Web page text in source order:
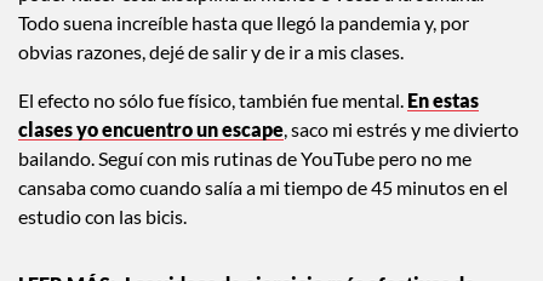
Antes de la pandemia yo ya era muy fan del indoor cycling. He
encontrado varias opciones en la Ciudad de México que me
poder hacer esta disciplina al menos 3 veces a la semana.
Todo suena increíble hasta que llegó la pandemia y, por
obvias razones, dejé de salir y de ir a mis clases.
El efecto no sólo fue físico, también fue mental.